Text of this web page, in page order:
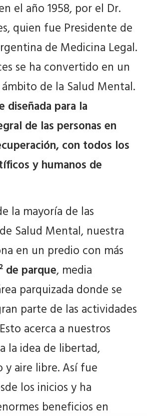
el año 1958, por el Dr.
quien fue Presidente de
de Medicina Legal.
se ha convertido en un
de la Salud Mental.
diseñada para la
de las personas en
con todos los
y humanos de
la mayoría de las
Salud Mental, nuestra
en un predio con más
de parque, media
parquizada donde se
parte de las actividades
acerca a nuestros
la idea de libertad,
y aire libre. Así fue
los inicios y ha
beneficios en